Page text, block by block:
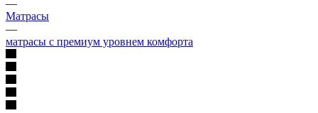
—
Матрасы
—
матрасы с премиум уровнем комфорта